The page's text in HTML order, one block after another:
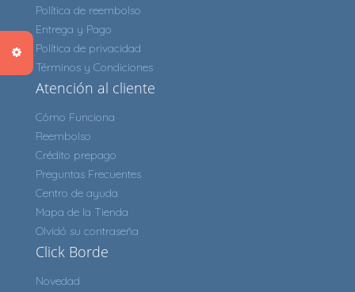
Política de reembolso
Entrega y Pago
Política de privacidad
Términos y Condiciones
Atención al cliente
Cómo Funciona
Reembolso
Crédito prepago
Preguntas Frecuentes
Centro de ayuda
Mapa de la Tienda
Olvidó su contraseña
Click Borde
Novedad